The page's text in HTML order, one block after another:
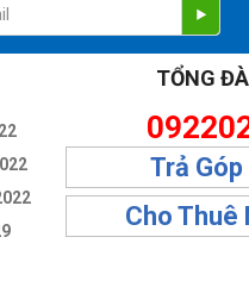
TỔNG
Trả Góp
Cho Thuê